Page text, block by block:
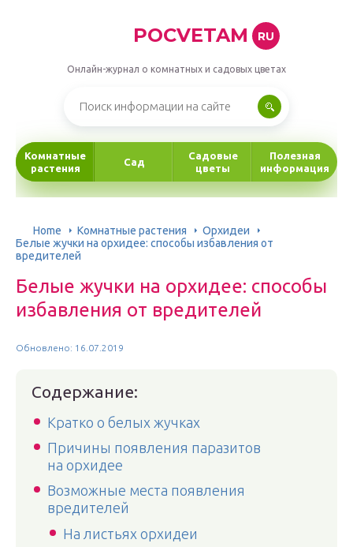
POCVETAM RU
Онлайн-журнал о комнатных и садовых цветах
Комнатные
растения
Сад
Садовые
цветы
Полезная
информация
Home Комнатные растения
Орхидеи
Белые жучки на орхидее: способы избавления от
вредителей
Белые жучки на орхидее: способы
избавления от вредителей
Обновлено: 16.07.2019
Содержание:
Кратко о белых жучках
Причины появления паразитов
на орхидее
Возможные места появления
вредителей
На листьях орхидеи